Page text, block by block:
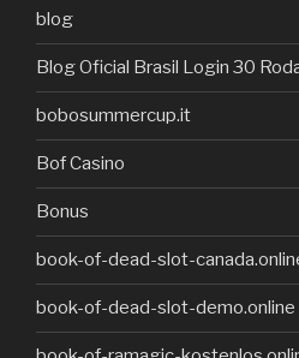
blog
Blog Oficial Brasil Login 30
bobosummercup.it
Bof Casino
Bonus
book-of-dead-slot-
book-of-dead-slot-demo.online